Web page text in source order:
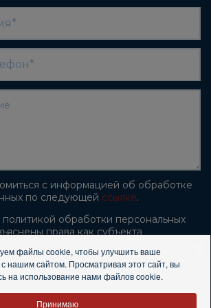
файлы cookie, чтобы улучшить ваше
нашим сайтом. Просматривая этот сайт, вы
на использование нами файлов cookie.
Принимаю
с информацией об обработке
по следующей ссылке.
обработку
обработки персональных
права как субъекта
*